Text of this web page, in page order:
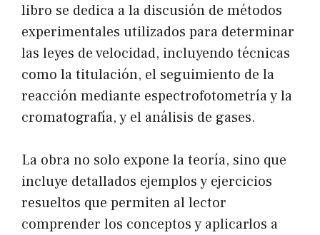
libro se dedica a la discusión de métodos
experimentales utilizados para determinar
las leyes de velocidad, incluyendo técnicas
como la titulación, el seguimiento de la
reacción mediante espectrofotometría y la
cromatografía, y el análisis de gases.
La obra no solo expone la teoría, sino que
incluye detallados ejemplos y ejercicios
resueltos que permiten al lector
comprender los conceptos y aplicarlos a